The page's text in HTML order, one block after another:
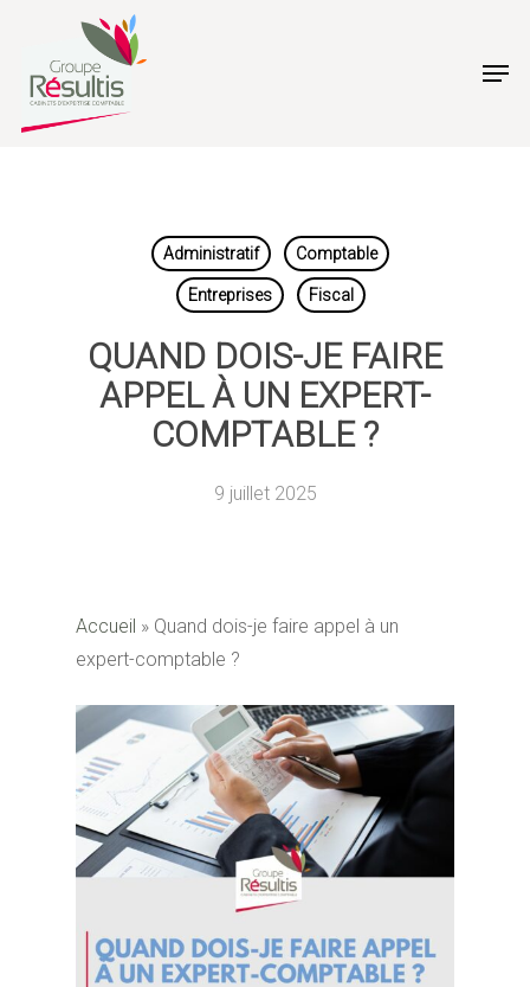
main
Administratif Comptable
Entreprises Fiscal
QUAND DOIS-JE FAIRE
APPEL À UN EXPERT-
COMPTABLE ?
9 juillet 2025
Accueil » Quand dois-je faire appel à un
expert-comptable ?